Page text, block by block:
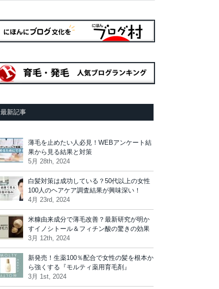
最新記事
薄毛を止めたい人必見！WEBアンケート結
果から見る結果と対策
5月 28th, 2024
白髪対策は成功している？50代以上の女性
100人のヘアケア調査結果が興味深い！
4月 23rd, 2024
米糠由来成分で薄毛改善？最新研究が明か
すイノシトール＆フィチン酸の驚きの効果
3月 12th, 2024
新発売！生薬100％配合で女性の髪を根本か
ら強くする『モルティ薬用育毛剤』
3月 1st, 2024